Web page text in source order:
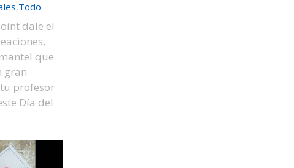
,Todo
dale el
que
gran
profesor
Día del